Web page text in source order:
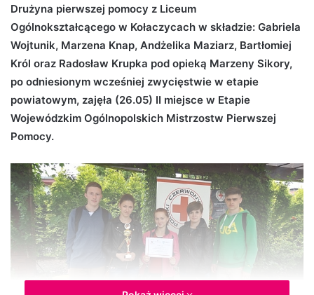
n
d
a
n
e
m
a
Drużyna pierwszej pomocy z Liceum
Ogólnokształcącego w Kołaczycach w składzie: Gabriela
Wojtunik, Marzena Knap, Andżelika Maziarz, Bartłomiej
Król oraz Radosław Krupka pod opieką Marzeny Sikory,
po odniesionym wcześniej zwycięstwie w etapie
powiatowym, zajęła (26.05) II miejsce w Etapie
Wojewódzkim Ogólnopolskich Mistrzostw Pierwszej
Pomocy.